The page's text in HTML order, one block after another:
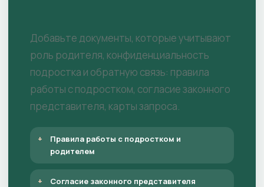
Добавьте документы, которые учитывают
роль родителя, конфиденциальность
подростка и обратную связь: правила
работы с подростком, согласие законного
представителя, карты запроса.
Правила работы с подростком и
родителем
Согласие законного представителя